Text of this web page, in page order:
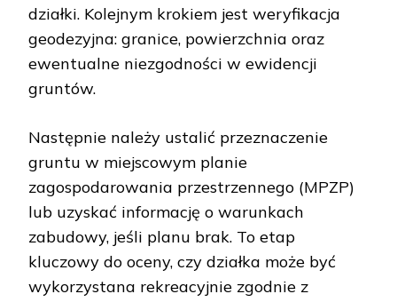
działki. Kolejnym krokiem jest weryfikacja
geodezyjna: granice, powierzchnia oraz
ewentualne niezgodności w ewidencji
gruntów.
Następnie należy ustalić przeznaczenie
gruntu w miejscowym planie
zagospodarowania przestrzennego (MPZP)
lub uzyskać informację o warunkach
zabudowy, jeśli planu brak. To etap
kluczowy do oceny, czy działka może być
wykorzystana rekreacyjnie zgodnie z